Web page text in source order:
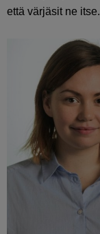
että värjäsit ne itse.